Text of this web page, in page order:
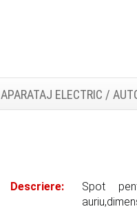
APARATAJ ELECTRIC /
Descriere:
Spot